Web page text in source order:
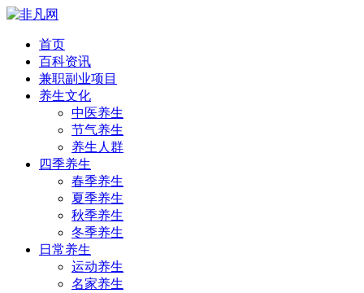
首页
百科资讯
兼职副业项目
养生文化
中医养生
节气养生
养生人群
四季养生
春季养生
夏季养生
秋季养生
冬季养生
日常养生
运动养生
名家养生